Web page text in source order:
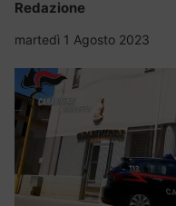
Redazione
martedì 1 Agosto 2023